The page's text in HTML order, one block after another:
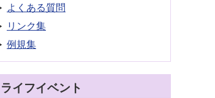
よくある質問
リンク集
例規集
ライフイベント